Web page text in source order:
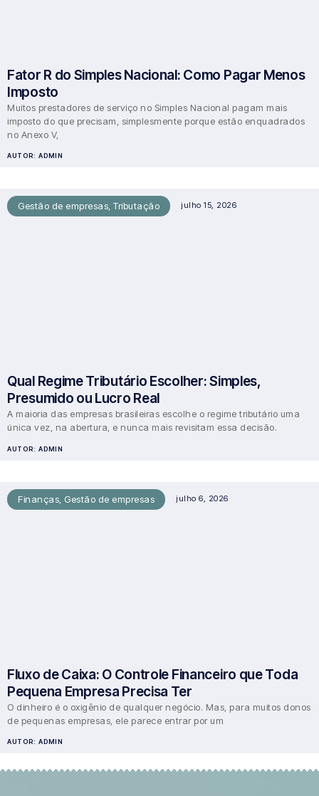
Fator R do Simples Nacional: Como Pagar Menos
Imposto
Muitos prestadores de serviço no Simples Nacional pagam mais
imposto do que precisam, simplesmente porque estão enquadrados
no Anexo V,
AUTOR: ADMIN
Gestão de empresas, Tributação julho 15, 2026
Qual Regime Tributário Escolher: Simples,
Presumido ou Lucro Real
A maioria das empresas brasileiras escolhe o regime tributário uma
única vez, na abertura, e nunca mais revisitam essa decisão.
AUTOR: ADMIN
Finanças Gestão de empresas julho 6, 2026
Fluxo de Caixa: O Controle Financeiro que Toda
Pequena Empresa Precisa Ter
O dinheiro é o oxigênio de qualquer negócio. Mas, para muitos donos
de pequenas empresas, ele parece entrar por um
AUTOR: ADMIN